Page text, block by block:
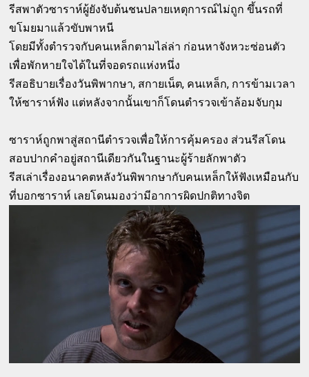
รีสพาตัวซาราห์ผู้ยังจับต้นชนปลายเหตุการณ์ไม่ถูก ขึ้นรถที่
ขโมยมาแล้วขับพาหนี
โดยมีทั้งตำรวจกับคนเหล็กตามไล่ล่า ก่อนหาจังหวะซ่อนตัว
เพื่อพักหายใจได้ในที่จอดรถแห่งหนึ่ง
รีสอธิบายเรื่องวันพิพากษา, สกายเน็ต, คนเหล็ก, การข้ามเวลา
ให้ซาราห์ฟัง แต่หลังจากนั้นเขาก็โดนตำรวจเข้าล้อมจับกุม
ซาราห์ถูกพาสู่สถานีตำรวจเพื่อให้การคุ้มครอง ส่วนรีสโดน
สอบปากคำอยู่สถานีเดียวกันในฐานะผู้ร้ายลักพาตัว
รีสเล่าเรื่องอนาคตหลังวันพิพากษากับคนเหล็กให้ฟังเหมือนกับ
ที่บอกซาราห์ เลยโดนมองว่ามีอาการผิดปกติทางจิต